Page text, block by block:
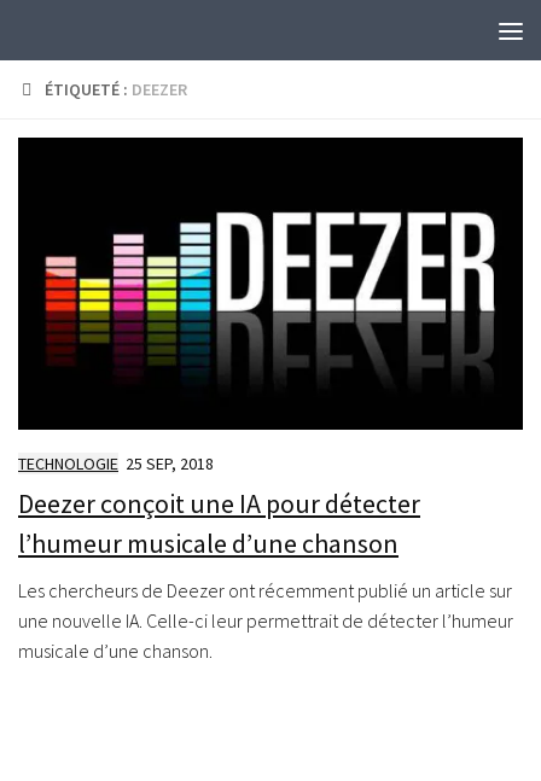
ÉTIQUETÉ : DEEZER
TECHNOLOGIE 25 SEP, 2018
Deezer conçoit une IA pour détecter
l’humeur musicale d’une chanson
Les chercheurs de Deezer ont récemment publié un article sur
une nouvelle IA. Celle-ci leur permettrait de détecter l’humeur
musicale d’une chanson.